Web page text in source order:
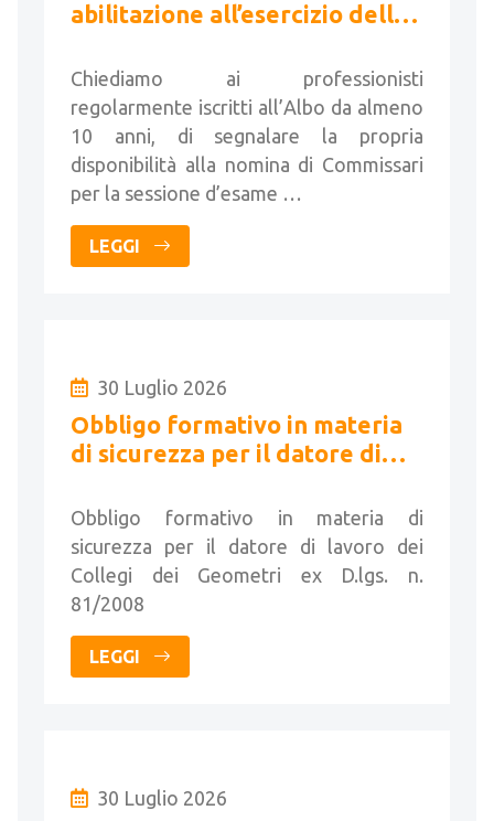
abilitazione all’esercizio della
- Sessione 2026
Chiediamo ai professionisti
regolarmente iscritti all’Albo da almeno
10 anni, di segnalare la propria
disponibilità alla nomina di Commissari
per la sessione d’esame …
LEGGI
30 Luglio 2026
Obbligo formativo in materia
di sicurezza per il datore di
Geometri
Obbligo formativo in materia di
sicurezza per il datore di lavoro dei
Collegi dei Geometri ex D.lgs. n.
81/2008
LEGGI
30 Luglio 2026